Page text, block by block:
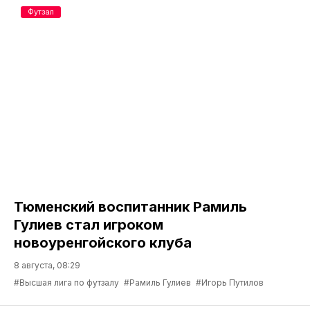
Тюменский воспитанник Рамиль
Гулиев стал игроком
новоуренгойского клуба
8 августа, 08:29
#Высшая лига по футзалу #Рамиль Гулиев #Игорь Путилов
Футзал